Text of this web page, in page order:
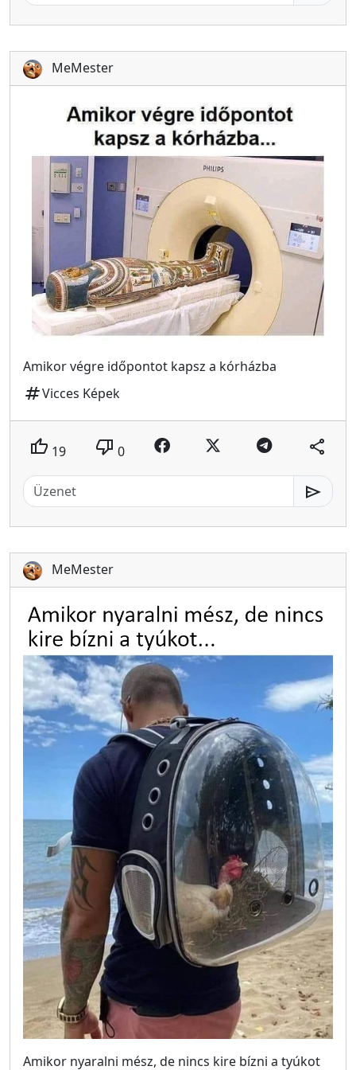
MeMester
Amikor végre időpontot kapsz a kórházba
tagVicces Képek
thumb_up 19 thumb_down 0 share
send
MeMester
Amikor nyaralni mész, de nincs kire bízni a tyúkot